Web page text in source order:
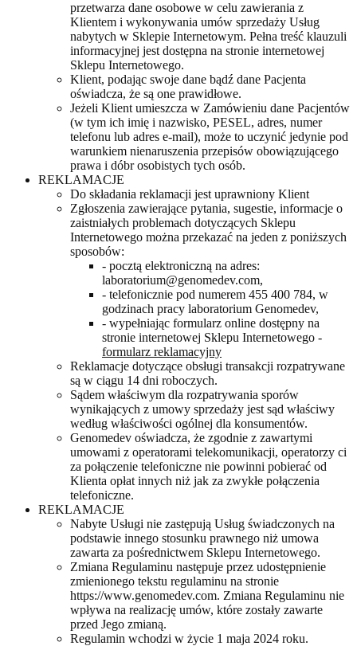
przetwarza dane osobowe w celu zawierania z
Klientem i wykonywania umów sprzedaży Usług
nabytych w Sklepie Internetowym. Pełna treść klauzuli
informacyjnej jest dostępna na stronie internetowej
Sklepu Internetowego.
Klient, podając swoje dane bądź dane Pacjenta
oświadcza, że są one prawidłowe.
Jeżeli Klient umieszcza w Zamówieniu dane Pacjentów
(w tym ich imię i nazwisko, PESEL, adres, numer
telefonu lub adres e-mail), może to uczynić jedynie pod
warunkiem nienaruszenia przepisów obowiązującego
prawa i dóbr osobistych tych osób.
REKLAMACJE
Do składania reklamacji jest uprawniony Klient
Zgłoszenia zawierające pytania, sugestie, informacje o
zaistniałych problemach dotyczących Sklepu
Internetowego można przekazać na jeden z poniższych
sposobów:
- pocztą elektroniczną na adres:
laboratorium@genomedev.com,
- telefonicznie pod numerem 455 400 784, w
godzinach pracy laboratorium Genomedev,
- wypełniając formularz online dostępny na
stronie internetowej Sklepu Internetowego -
formularz reklamacyjny
Reklamacje dotyczące obsługi transakcji rozpatrywane
są w ciągu 14 dni roboczych.
Sądem właściwym dla rozpatrywania sporów
wynikających z umowy sprzedaży jest sąd właściwy
według właściwości ogólnej dla konsumentów.
Genomedev oświadcza, że zgodnie z zawartymi
umowami z operatorami telekomunikacji, operatorzy ci
za połączenie telefoniczne nie powinni pobierać od
Klienta opłat innych niż jak za zwykłe połączenia
telefoniczne.
REKLAMACJE
Nabyte Usługi nie zastępują Usług świadczonych na
podstawie innego stosunku prawnego niż umowa
zawarta za pośrednictwem Sklepu Internetowego.
Zmiana Regulaminu następuje przez udostępnienie
zmienionego tekstu regulaminu na stronie
https://www.genomedev.com. Zmiana Regulaminu nie
wpływa na realizację umów, które zostały zawarte
przed Jego zmianą.
Regulamin wchodzi w życie 1 maja 2024 roku.